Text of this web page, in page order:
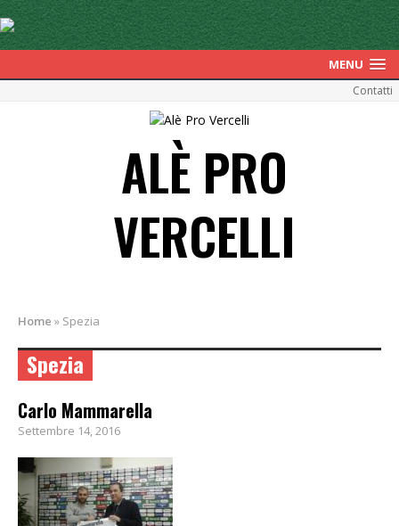
MENU
Contatti
ALÈ PRO
VERCELLI
Home » Spezia
Spezia
Carlo Mammarella
Settembre 14, 2016